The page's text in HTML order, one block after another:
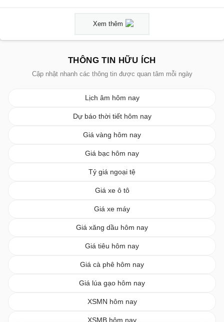
Xem thêm
THÔNG TIN HỮU ÍCH
Cập nhật nhanh các thông tin được quan tâm mỗi ngày
Lịch âm hôm nay
Dự báo thời tiết hôm nay
Giá vàng hôm nay
Giá bạc hôm nay
Tỷ giá ngoại tệ
Giá xe ô tô
Giá xe máy
Giá xăng dầu hôm nay
Giá tiêu hôm nay
Giá cà phê hôm nay
Giá lúa gạo hôm nay
XSMN hôm nay
XSMB hôm nay